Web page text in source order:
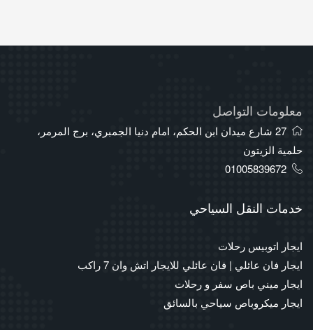
معلومات التواصل
27 شارع ميدان ابن الحكم، امام دنيا الجمبري، برج المرمر،
حلمية الزيتون
01005839672
خدمات النقل السياحي
ايجار اتوبيس رحلات
ايجار فان عائلي | فان عائلي للايجار اتش وان 7 راكب
ايجار ميني باص سفر و رحلات
ايجار ميكروباص سياحي بالسائق